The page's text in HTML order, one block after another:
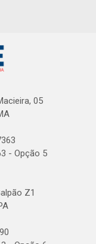
05
- Opção 5
Z1